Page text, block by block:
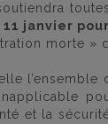
11 janvier
morte »
et la